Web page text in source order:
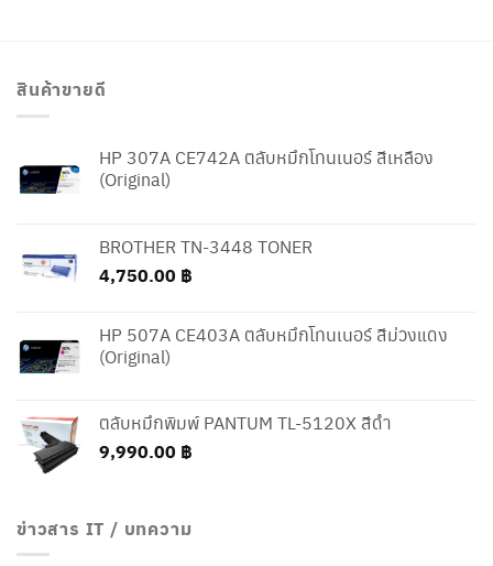
สินค้าขายดี
HP 307A CE742A ตลับหมึกโทนเนอร์ สีเหลือง
(Original)
BROTHER TN-3448 TONER
4,750.00 ฿
HP 507A CE403A ตลับหมึกโทนเนอร์ สีม่วงแดง
(Original)
ตลับหมึกพิมพ์ PANTUM TL-5120X สีดำ
9,990.00 ฿
ข่าวสาร IT / บทความ